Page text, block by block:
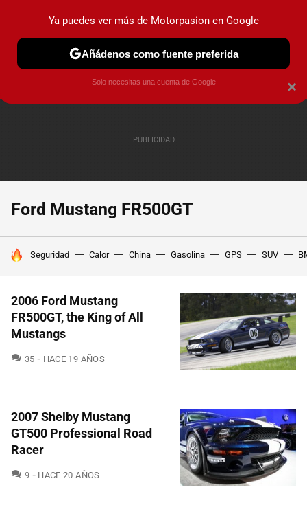
PRUEBAS COCHES ELÉCTRICOS OBSERVATORIO
Ford Mustang FR500GT
HOY SE HABLA DE
Seguridad Calor China Gasolina GPS SUV
2006 Ford Mustang
FR500GT, the King of All
Mustangs
35 COMENTARIOS
HACE 19 AÑOS
2007 Shelby Mustang
GT500 Professional Road
Racer
9 COMENTARIOS
HACE 20 AÑOS
×
Ya puedes ver más de Motorpasion en Google
Añádenos como fuente preferida
Solo necesitas una cuenta de Google